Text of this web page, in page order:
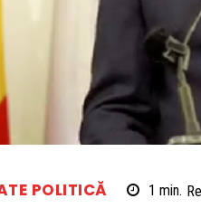
POLITICĂ 1 min.